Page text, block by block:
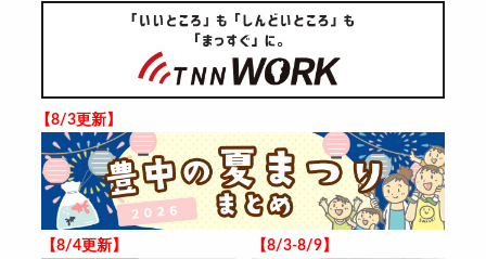
【8/3更新】
【8/4更新】 【8/3-8/9】